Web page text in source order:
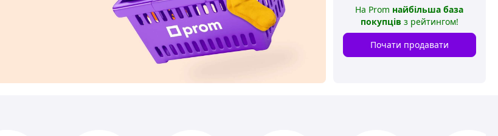
На Prom найбільша база
покупців з рейтингом!
Почати продавати